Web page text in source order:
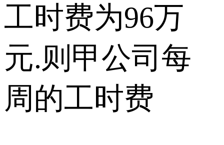
工时费为96万
元.则甲公司每
周的工时费